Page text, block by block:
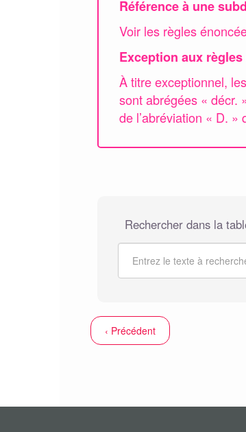
Référence à une
Voir les règles
Exception aux
À titre exceptionnel,
sont abrégées « décr.
de l’abréviation « D. »
Rechercher dans la
‹ Précédent